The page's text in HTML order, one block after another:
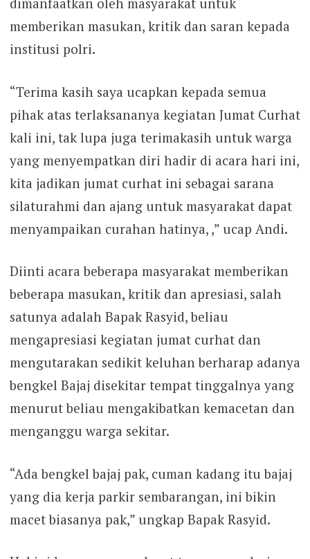
memberikan masukan, kritik dan saran kepada
institusi polri.
“Terima kasih saya ucapkan kepada semua
pihak atas terlaksananya kegiatan Jumat Curhat
kali ini, tak lupa juga terimakasih untuk warga
yang menyempatkan diri hadir di acara hari ini,
kita jadikan jumat curhat ini sebagai sarana
silaturahmi dan ajang untuk masyarakat dapat
menyampaikan curahan hatinya, ,” ucap Andi.
Diinti acara beberapa masyarakat memberikan
beberapa masukan, kritik dan apresiasi, salah
satunya adalah Bapak Rasyid, beliau
mengapresiasi kegiatan jumat curhat dan
mengutarakan sedikit keluhan berharap adanya
bengkel Bajaj disekitar tempat tinggalnya yang
menurut beliau mengakibatkan kemacetan dan
menganggu warga sekitar.
“Ada bengkel bajaj pak, cuman kadang itu bajaj
yang dia kerja parkir sembarangan, ini bikin
macet biasanya pak,” ungkap Bapak Rasyid.